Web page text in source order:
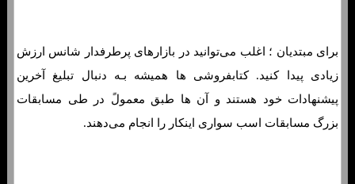
برای مبتدیان ؛ اغلب می‌توانید در بازارهای پرطرفدار شانس ارزش
زیادی پیدا کنید. کتابفروشی ها همیشه بـه دنبال تبلیغ آخرین
پیشنهادات خود هستند و آن ها طبق معمولً در طی مسابقات
بزرگ مسابقات اسب سواری اینکار را انجام می‌دهند.